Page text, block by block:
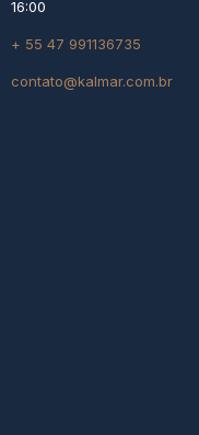
16:00
+ 55 47 991136735
contato@kalmar.com.br